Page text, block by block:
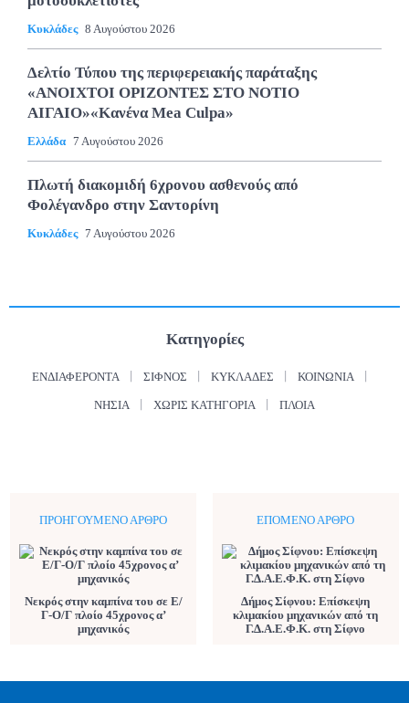
Κυκλάδες 8 Αυγούστου 2026
Δελτίο Τύπου της περιφερειακής παράταξης
«ΑΝΟΙΧΤΟΙ ΟΡΙΖΟΝΤΕΣ ΣΤΟ ΝΟΤΙΟ
ΑΙΓΑΙΟ»«Κανένα Mea Culpa»
Ελλάδα 7 Αυγούστου 2026
Πλωτή διακομιδή 6χρονου ασθενούς από
Φολέγανδρο στην Σαντορίνη
Κυκλάδες 7 Αυγούστου 2026
Κατηγορίες
ΕΝΔΙΑΦΈΡΟΝΤΑ ΣΊΦΝΟΣ ΚΥΚΛΆΔΕΣ ΚΟΙΝΩΝΊΑ
ΝΗΣΙΆ ΧΩΡΊΣ ΚΑΤΗΓΟΡΊΑ ΠΛΟΊΑ
ΠΡΟΗΓΟΎΜΕΝΟ ΆΡΘΡΟ
Νεκρός στην καμπίνα του σε Ε/
Γ-Ο/Γ πλοίο 45χρονος α’
μηχανικός
ΕΠΌΜΕΝΟ ΆΡΘΡΟ
Δήμος Σίφνου: Επίσκεψη
κλιμακίου μηχανικών από τη
Γ.Δ.Α.Ε.Φ.Κ. στη Σίφνο